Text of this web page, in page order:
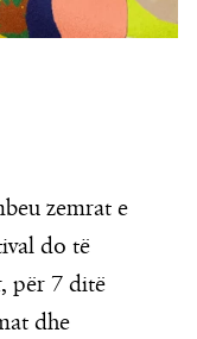
zemrat e
do të
për 7 ditë
dhe